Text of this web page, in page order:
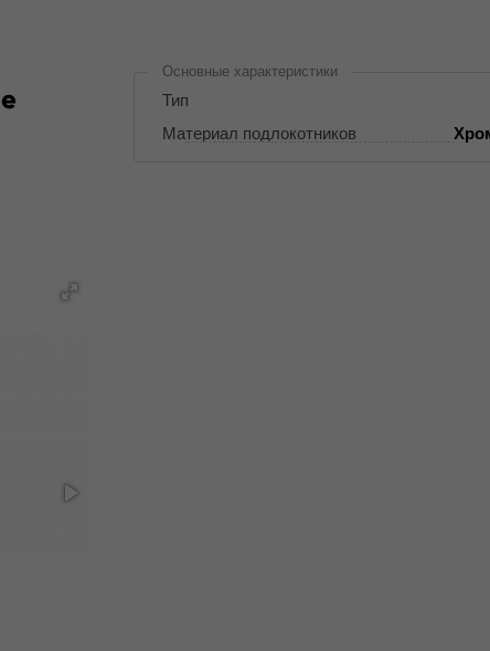
Основные характеристики
Тип
Материал подлокотников